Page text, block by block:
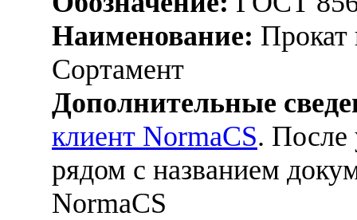
Наименование:
Сортамент
Дополнительные
клиент NormaCS. После
рядом с названием
NormaCS